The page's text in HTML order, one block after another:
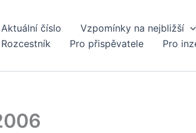
Aktuální číslo Vzpomínky na nejbližší
Rozcestník
Pro přispěvatele Pro